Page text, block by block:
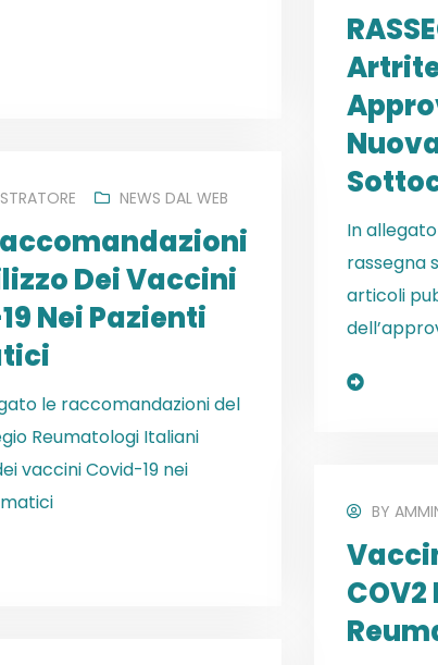
In
rassegna
articoli
NEWS DAL WEB
Dei Vaccini
Nei Pazienti
le raccomandazioni del
Reumatologi Italiani
vaccini Covid-19 nei
BY